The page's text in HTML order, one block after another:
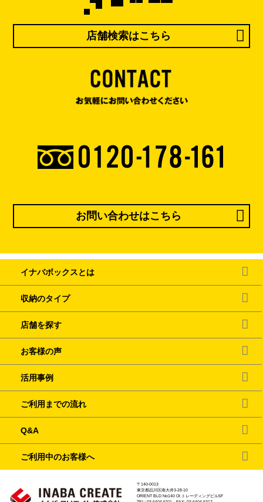
店舗検索はこちら
お問い合わせはこちら
イナバボックスとは
収納のタイプ
店舗を探す
お客様の声
活用事例
ご利用までの流れ
Q&A
ご利用中のお客様へ
〒140-0013
東京都品川区南大井3-28-10
ORIENT BLD No140 OI トレーディングビル5F